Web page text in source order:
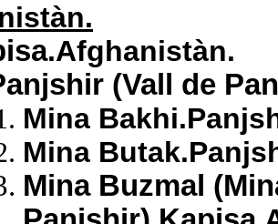
.Afghanistàn.
(Vall de
Mina
Mina
Mina Buzmal